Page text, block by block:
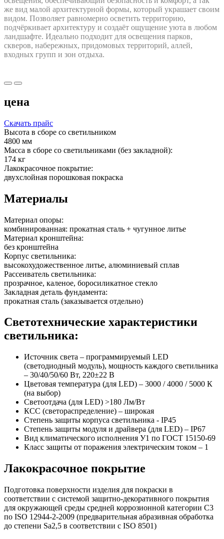
же вид малой архитектурной формы, который украшает своим
видом. Позволяет равномерно осветить территорию,
подчёркивает архитектуру и создаёт ощущение уюта в любом
ландшафте. Идеально подходит для освещения парков,
скверов, набережных, придомовых территорий, аллей,
входных групп и зон отдыха.
цена
Скачать прайс
Высота в сборе со светильником
4800 мм
Масса в сборе со светильниками (без закладной):
174 кг
Лакокрасочное покрытие:
двухслойная порошковая покраска
Материалы
Материал опоры:
комбинированная: прокатная сталь + чугунное литье
Материал кронштейна:
без кронштейна
Корпус светильника:
высокохудожественное литье, алюминиевый сплав
Рассеиватель светильника:
прозрачное, каленое, боросиликатное стекло
Закладная деталь фундамента:
прокатная сталь (заказывается отдельно)
Светотехнические характеристики
светильника:
Источник света – программируемый LED
(светодиодный модуль), мощность каждого светильника
– 30/40/50/60 Вт, 220±22 В
Цветовая температура (для LED) – 3000 / 4000 / 5000 К
(на выбор)
Светоотдача (для LED) >180 Лм/Вт
КСС (светораспределение) – широкая
Степень защиты корпуса светильника - IP45
Степень защиты модуля и драйвера (для LED) – IP67
Вид климатического исполнения У1 по ГОСТ 15150-69
Класс защиты от поражения электрическим током – 1
Лакокрасочное покрытие
Подготовка поверхности изделия для покраски в
соответствии с системой защитно-декоративного покрытия
для окружающей среды средней коррозионной категории C3
по ISO 12944-2-2009 (предварительная абразивная обработка
до степени Sa2,5 в соответствии с ISO 8501)